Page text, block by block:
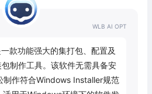
款功能强大的集打包、配置及
制作工具。该软件无需具备安
制作符合Windows Installer规范